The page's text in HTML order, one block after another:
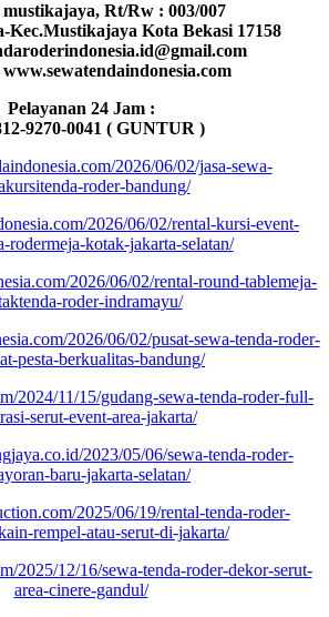
Rt/Rw : 003/007
Kec.Mustikajaya Kota Bekasi 17158
Pelayanan 24 Jam :
9270-0041 ( GUNTUR )
2026/06/02/jasa-sewa-
roder-bandung/
2026/06/02/rental-kursi-event-
rodermeja-kotak-jakarta-selatan/
2026/06/02/rental-round-tablemeja-
roder-indramayu/
2026/06/02/pusat-sewa-tenda-roder-
pesta-berkualitas-bandung/
2024/11/15/gudang-sewa-tenda-roder-full-
serut-event-area-jakarta/
2023/05/06/sewa-tenda-roder-
baru-jakarta-selatan/
2025/06/19/rental-tenda-roder-
rempel-atau-serut-di-jakarta/
2025/12/16/sewa-tenda-roder-dekor-serut-
area-cinere-gandul/